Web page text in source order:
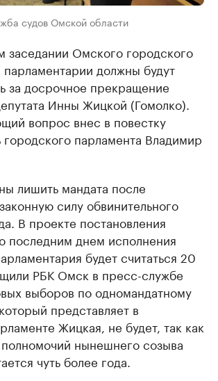
судов Омской области
заседании Омского городского
парламентарии должны будут
за досрочное прекращение
Инны Жицкой (Гомолко).
вопрос внес в повестку
городского парламента Владимир
лишить мандата после
силу обвинительного
В проекте постановления
последним днем исполнения
будет считаться 20
РБК Омск в пресс-службе
выборов по одномандатному
представляет в
Жицкая, не будет, так как
нынешнего созыва
чуть более года.